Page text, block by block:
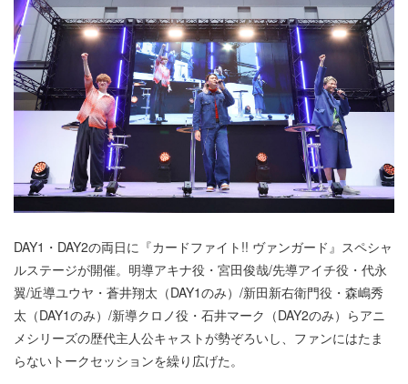
DAY1・DAY2の両日に『カードファイト!! ヴァンガード』スペシャ
ルステージが開催。明導アキナ役・宮田俊哉/先導アイチ役・代永
翼/近導ユウヤ・蒼井翔太（DAY1のみ）/新田新右衛門役・森嶋秀
太（DAY1のみ）/新導クロノ役・石井マーク（DAY2のみ）らアニ
メシリーズの歴代主人公キャストが勢ぞろいし、ファンにはたま
らないトークセッションを繰り広げた。